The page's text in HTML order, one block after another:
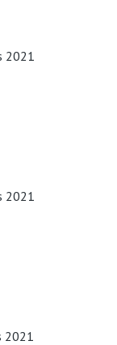
2021
2021
2021